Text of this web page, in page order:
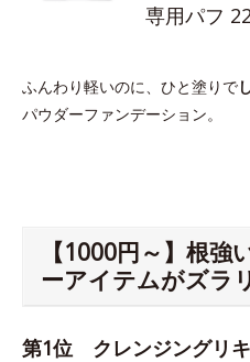
専用パフ
ふんわり軽いのに、ひと塗りで
パウダーファンデーション。
【1000円～】根
ーアイテムがズラ
第1位 クレンジングリ